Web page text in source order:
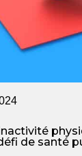
de santé